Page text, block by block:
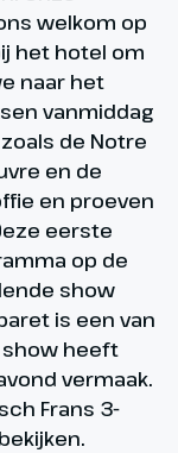
welkom op
het hotel om
naar het
vanmiddag
de Notre
en de
en proeven
eerste
op de
show
is een van
show heeft
vermaak.
Frans 3-